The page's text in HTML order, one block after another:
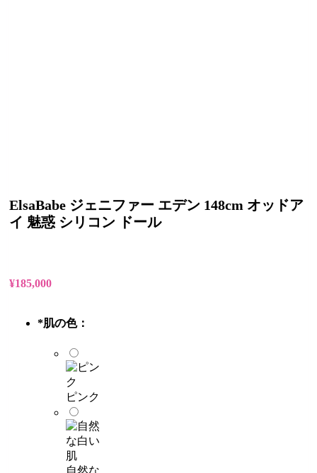
ElsaBabe ジェニファー エデン 148cm オッドア
イ 魅惑 シリコン ドール
¥185,000
*肌の色：
ピンク